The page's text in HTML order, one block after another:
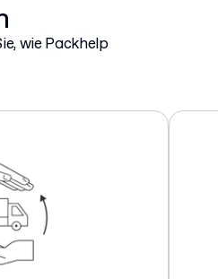
wie Packhelp